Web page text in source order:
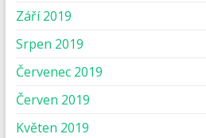
Září 2019
Srpen 2019
Červenec 2019
Červen 2019
Květen 2019